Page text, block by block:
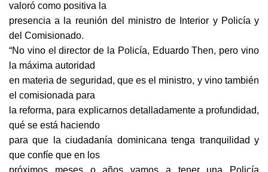
valoró como positiva la
presencia a la reunión del ministro de Interior y Policía y
del Comisionado.
“No vino el director de la Policía, Eduardo Then, pero vino
la máxima autoridad
en materia de seguridad, que es el ministro, y vino también
el comisionada para
la reforma, para explicarnos detalladamente a profundidad,
qué se está haciendo
para que la ciudadanía dominicana tenga tranquilidad y
que confíe que en los
próximos meses o años vamos a tener una Policía